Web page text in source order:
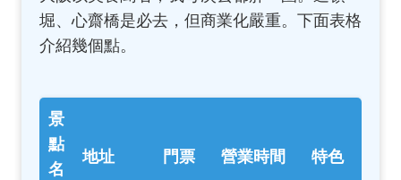
堀、心齋橋是必去，但商業化嚴重。下面表格
介紹幾個點。
景
點
名
地址 門票 營業時間 特色